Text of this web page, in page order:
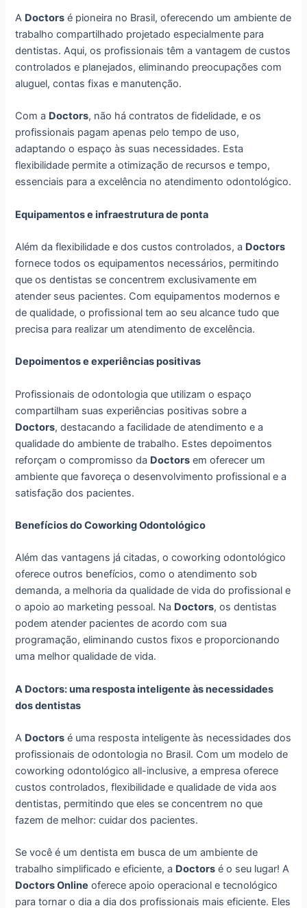
A Doctors é pioneira no Brasil, oferecendo um ambiente de
trabalho compartilhado projetado especialmente para
dentistas. Aqui, os profissionais têm a vantagem de custos
controlados e planejados, eliminando preocupações com
aluguel, contas fixas e manutenção.
Com a Doctors, não há contratos de fidelidade, e os
profissionais pagam apenas pelo tempo de uso,
adaptando o espaço às suas necessidades. Esta
flexibilidade permite a otimização de recursos e tempo,
essenciais para a excelência no atendimento odontológico.
Equipamentos e infraestrutura de ponta
Além da flexibilidade e dos custos controlados, a Doctors
fornece todos os equipamentos necessários, permitindo
que os dentistas se concentrem exclusivamente em
atender seus pacientes. Com equipamentos modernos e
de qualidade, o profissional tem ao seu alcance tudo que
precisa para realizar um atendimento de excelência.
Depoimentos e experiências positivas
Profissionais de odontologia que utilizam o espaço
compartilham suas experiências positivas sobre a
Doctors, destacando a facilidade de atendimento e a
qualidade do ambiente de trabalho. Estes depoimentos
reforçam o compromisso da Doctors em oferecer um
ambiente que favoreça o desenvolvimento profissional e a
satisfação dos pacientes.
Benefícios do Coworking Odontológico
Além das vantagens já citadas, o coworking odontológico
oferece outros benefícios, como o atendimento sob
demanda, a melhoria da qualidade de vida do profissional e
o apoio ao marketing pessoal. Na Doctors, os dentistas
podem atender pacientes de acordo com sua
programação, eliminando custos fixos e proporcionando
uma melhor qualidade de vida.
A Doctors: uma resposta inteligente às necessidades
dos dentistas
A Doctors é uma resposta inteligente às necessidades dos
profissionais de odontologia no Brasil. Com um modelo de
coworking odontológico all-inclusive, a empresa oferece
custos controlados, flexibilidade e qualidade de vida aos
dentistas, permitindo que eles se concentrem no que
fazem de melhor: cuidar dos pacientes.
Se você é um dentista em busca de um ambiente de
trabalho simplificado e eficiente, a Doctors é o seu lugar! A
Doctors Online oferece apoio operacional e tecnológico
para tornar o dia a dia dos profissionais mais eficiente. Eles